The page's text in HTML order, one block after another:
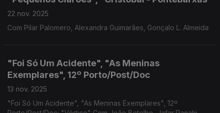
22 nov. 2025
Com Pilar Palomero, Alexandra Guimarães, Gonçalo L. Almeida
"Foi Só Um Acidente", "As Meninas
Exemplares", 12º Porto/Post/Doc
13 nov. 2025
"Foi Só Um Acidente", "As Meninas Exemplares", 12º